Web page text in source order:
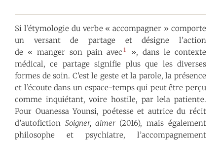
Si l’étymologie du verbe « accompagner » comporte
un versant de partage et désigne l’action
de « manger son pain avec 1
», dans le contexte
médical, ce partage signifie plus que les diverses
formes de soin. C’est le geste et la parole, la présence
et l’écoute dans un espace-temps qui peut être perçu
comme inquiétant, voire hostile, par le·la patient·e.
Pour Ouanessa Younsi, poétesse et autrice du récit
d’autofiction Soigner, aimer(2016), mais également
philosophe et psychiatre, l’accompagnement